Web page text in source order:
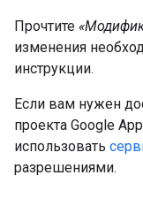
Прочтите
изменения
инструкции.
Если вам нужен
проекта Google
использовать
разрешениями.